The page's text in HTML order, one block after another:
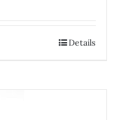
Details